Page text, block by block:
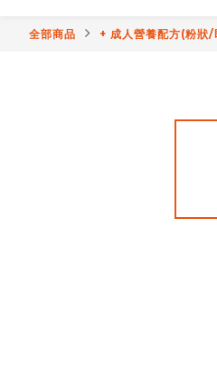
全部商品 + 成人營養配方(粉狀/